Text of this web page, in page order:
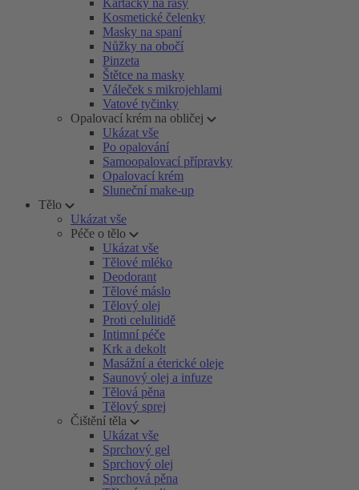
Kartáčky na řasy
Kosmetické čelenky
Masky na spaní
Nůžky na obočí
Pinzeta
Štětce na masky
Váleček s mikrojehlami
Vatové tyčinky
Opalovací krém na obličej
Ukázat vše
Po opalování
Samoopalovací přípravky
Opalovací krém
Sluneční make-up
Tělo
Ukázat vše
Péče o tělo
Ukázat vše
Tělové mléko
Deodorant
Tělové máslo
Tělový olej
Proti celulitidě
Intimní péče
Krk a dekolt
Masážní a éterické oleje
Saunový olej a infuze
Tělová pěna
Tělový sprej
Čištění těla
Ukázat vše
Sprchový gel
Sprchový olej
Sprchová pěna